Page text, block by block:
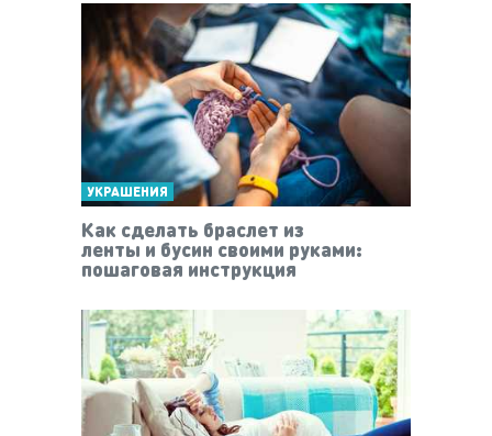
УКРАШЕНИЯ
Как сделать браслет из
ленты и бусин своими руками:
пошаговая инструкция